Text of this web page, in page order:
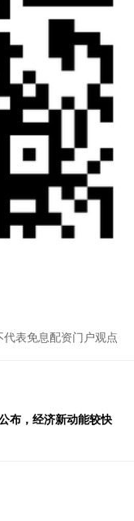
表免息配资门户观点
布，经济新动能较快